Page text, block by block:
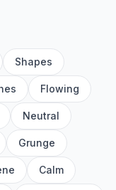
Shapes
Flowing
Neutral
Grunge
Calm